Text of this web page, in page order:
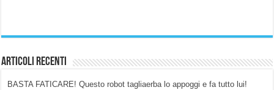
Articoli Recenti
BASTA FATICARE! Questo robot tagliaerba lo appoggi e fa tutto lui!